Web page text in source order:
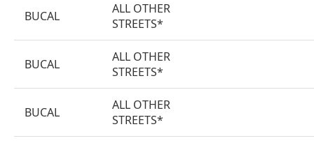
BUCAL
ALL OTHER
STREETS*
BUCAL
ALL OTHER
STREETS*
BUCAL
ALL OTHER
STREETS*